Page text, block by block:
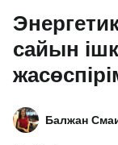
сайын
Балжан